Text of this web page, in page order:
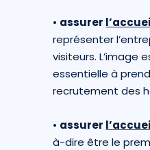
• assurer
représenter
visiteurs. L’image
essentielle à
recrutement des
• assurer
à-dire être le